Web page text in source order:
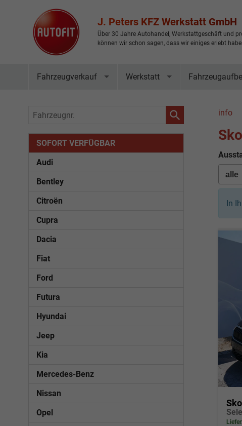
J. Peters KFZ Werkstatt GmbH
Über 30 Jahre Autohandel, Werkstattgeschäft und
können wir schon sagen, dass wir einiges erlebt
Fahrzeugverkauf Werkstatt
info
In
Fahrzeugnr.
SOFORT VERFÜGBAR
Audi
Bentley
Citroën
Cupra
Dacia
Fiat
Ford
Futura
Hyundai
Jeep
Kia
Mercedes-Benz
Nissan
Opel